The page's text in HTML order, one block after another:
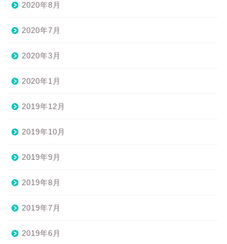
2020年8月
2020年7月
2020年3月
2020年1月
2019年12月
2019年10月
2019年9月
2019年8月
2019年7月
2019年6月